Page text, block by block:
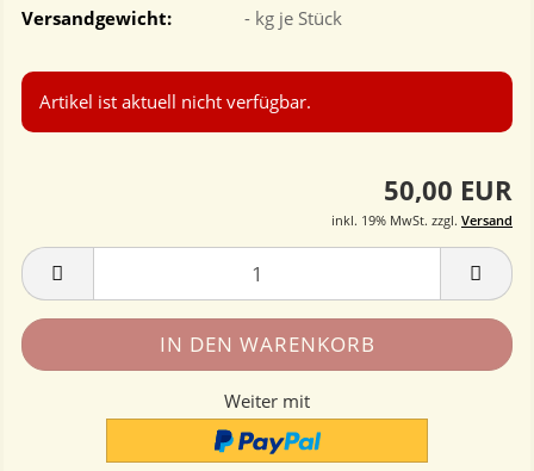
Versandgewicht: -kg je Stück
Artikel ist aktuell nicht verfügbar.
50,00 EUR
inkl. 19% MwSt. zzgl. Versand
Weiter mit